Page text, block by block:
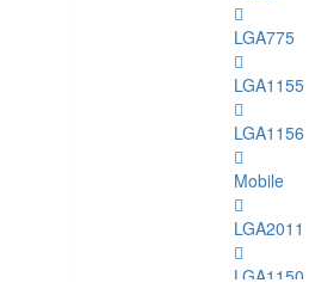
LGA775
LGA1155
LGA1156
Mobile
LGA2011
LGA1150